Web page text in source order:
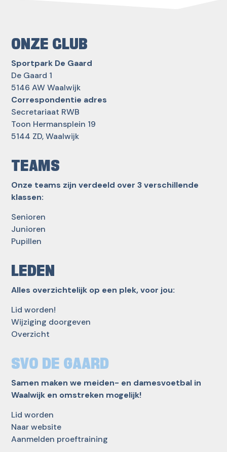
ONZE CLUB
Sportpark De Gaard
De Gaard 1
5146 AW Waalwijk
Correspondentie adres
Secretariaat RWB
Toon Hermansplein 19
5144 ZD, Waalwijk
TEAMS
Onze teams zijn verdeeld over 3 verschillende
klassen:
Senioren
Junioren
Pupillen
LEDEN
Alles overzichtelijk op een plek, voor jou:
Lid worden!
Wijziging doorgeven
Overzicht
SVO DE GAARD
Samen maken we meiden- en damesvoetbal in
Waalwijk en omstreken mogelijk!
Lid worden
Naar website
Aanmelden proeftraining